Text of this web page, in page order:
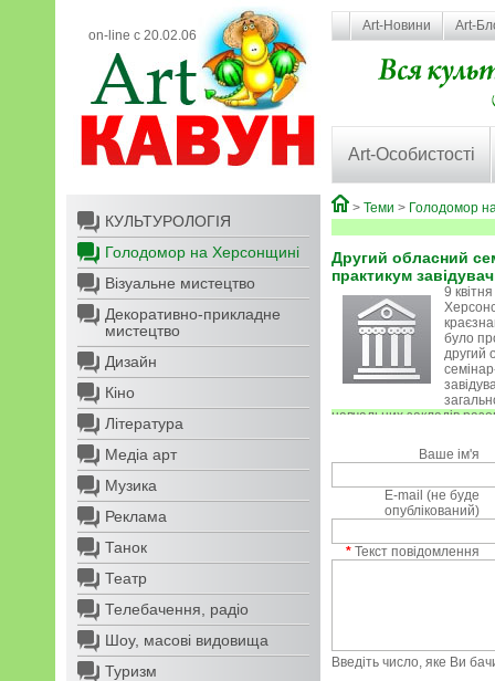
on-line с 20.02.06
Art-Новини Art-
Art-Особистості
КУЛЬТУРОЛОГІЯ
Голодомор на Херсонщині
Візуальне мистецтво
Декоративно-прикладне
мистецтво
Дизайн
Кіно
Література
Медіа арт
Музика
Реклама
Танок
Театр
Телебачення, радіо
Шоу, масові видовища
Туризм
> Теми > Голодомор
Другий обласний
практикум
9
було
другий
навчальних закладів
Ваше ім'я
E-mail (не буде
опублікований)
* Текст повідомлення
Введіть число, яке Ви